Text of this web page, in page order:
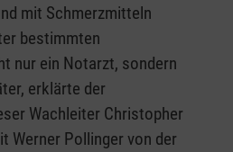
mit Schmerzmitteln
bestimmten
nur ein Notarzt, sondern
erklärte der
Wachleiter Christopher
Werner Pollinger von der